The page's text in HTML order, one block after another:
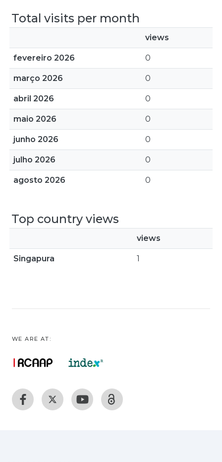
Total visits per month
views
fevereiro 2026 0
março 2026 0
abril 2026 0
maio 2026 0
junho 2026 0
julho 2026 0
agosto 2026 0
Top country views
views
Singapura 1
WE ARE AT: